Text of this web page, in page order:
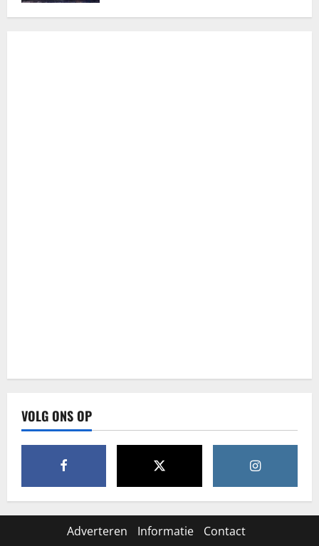
VOLG ONS OP
Adverteren Informatie Contact